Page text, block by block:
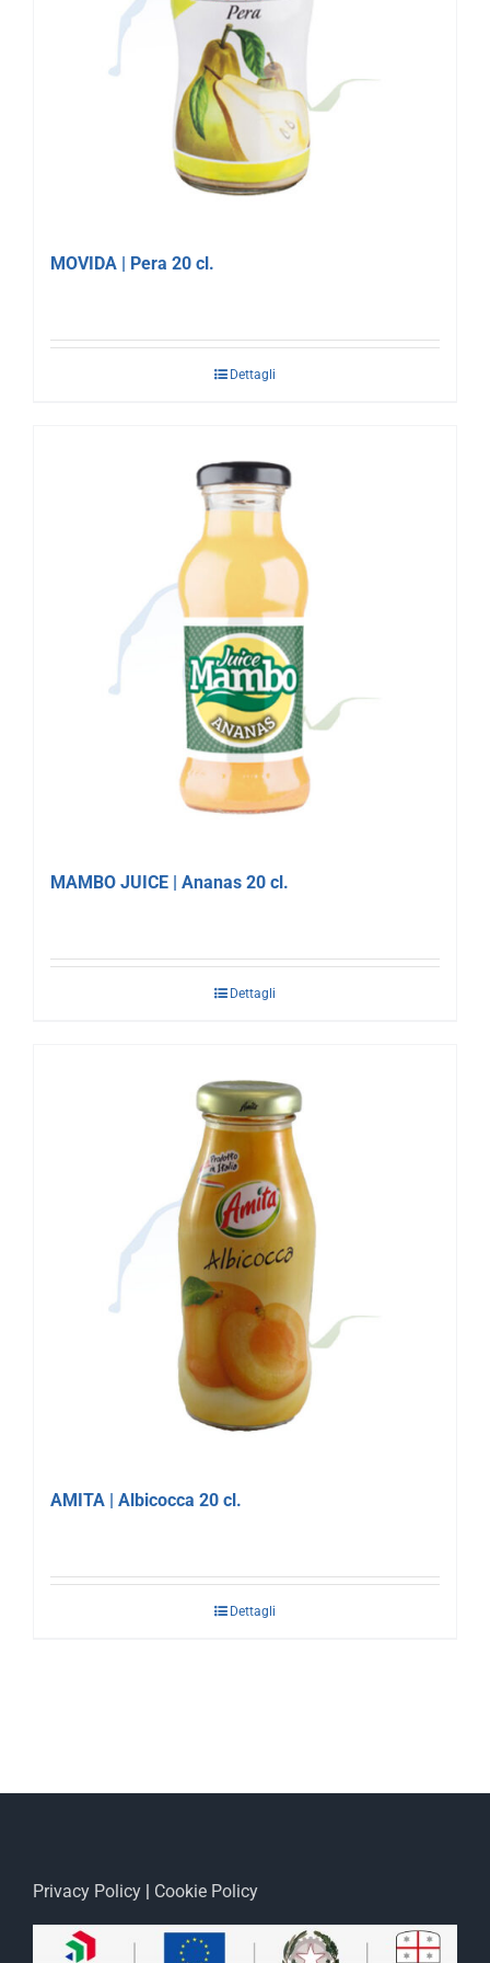
MOVIDA | Pera 20 cl.
Dettagli
MAMBO JUICE | Ananas 20 cl.
Dettagli
AMITA | Albicocca 20 cl.
Dettagli
Privacy Policy | Cookie Policy